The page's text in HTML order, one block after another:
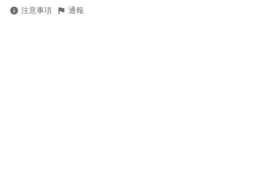
注意事項 通報